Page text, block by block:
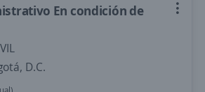
En condición de
D.C.